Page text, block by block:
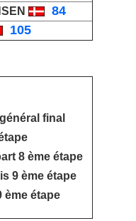
84
105
final
8 ème étape
9 ème étape
ème étape